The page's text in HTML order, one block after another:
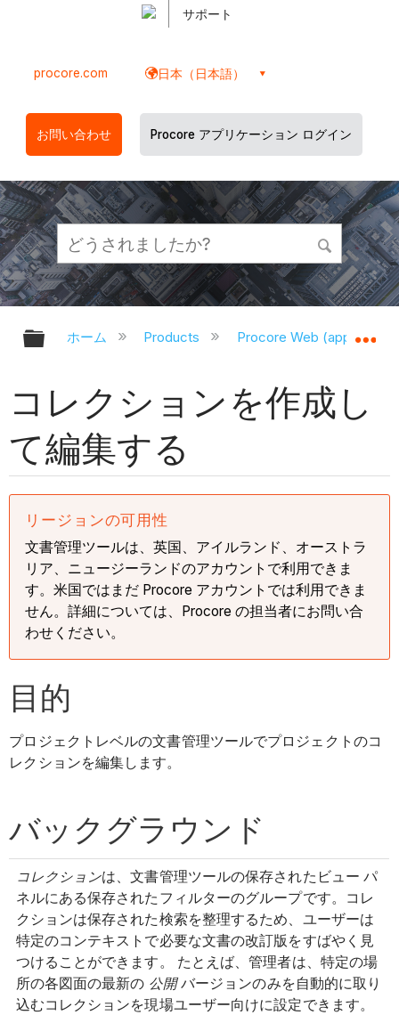
サポート
procore.com 日本（日本語）
お問い合わせ Procore アプリケーション ログイン
グローバル階層を展開/折りたたむ
ホーム Products Procore Web
コレクションを作成し
て編集する
リージョンの可用性
文書管理ツールは、英国、アイルランド、オーストラ
リア、ニュージーランドのアカウントで利用できま
す。米国ではまだ Procore アカウントでは利用できま
せん。詳細については、Procore の担当者にお問い合
わせください。
目的
プロジェクトレベルの文書管理ツールでプロジェクトのコ
レクションを編集します。
バックグラウンド
コレクションは、文書管理ツールの保存されたビュー パ
ネルにある保存されたフィルターのグループです。コレ
クションは保存された検索を整理するため、ユーザーは
特定のコンテキストで必要な文書の改訂版をすばやく見
つけることができます。 たとえば、管理者は、特定の場
所の各図面の最新の 公開バージョンのみを自動的に取り
込むコレクションを現場ユーザー向けに設定できます。